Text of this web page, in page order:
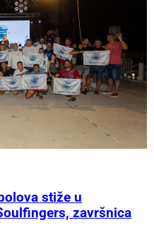
stiže u
završnica